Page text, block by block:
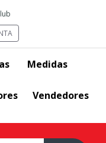
Medidas
Vendedores